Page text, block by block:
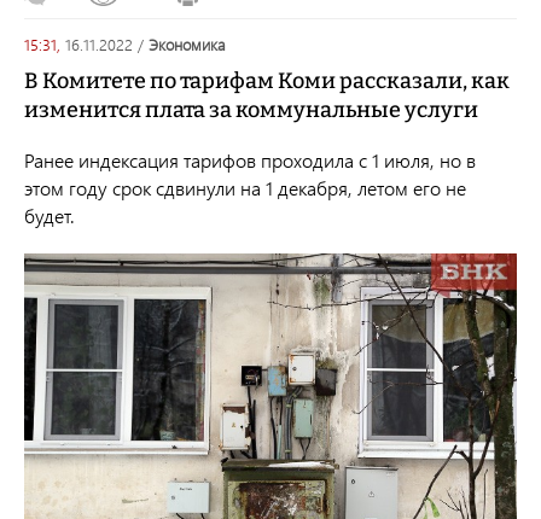
15:31, 16.11.2022 / экономика
В Комитете по тарифам Коми рассказали, как
изменится плата за коммунальные услуги
Ранее индексация тарифов проходила с 1 июля, но в
этом году срок сдвинули на 1 декабря, летом его не
будет.